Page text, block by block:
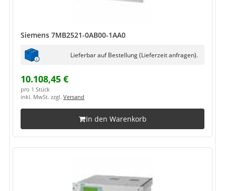
Siemens 7MB2521-0AB00-1AA0
Lieferbar auf Bestellung (Lieferzeit anfragen).
10.108,45 €
pro 1 Stück
inkl. MwSt. zzgl. Versand
In den Warenkorb